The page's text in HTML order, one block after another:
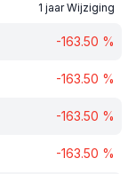
1 jaar Wijziging
-163.50 %
-163.50 %
-163.50 %
-163.50 %